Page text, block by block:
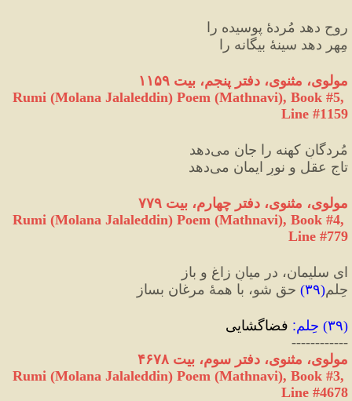
روح دهد مُردهٔ پوسیده را
مِهر دهد سینهٔ بیگانه را
مولوی، مثنوی، دفتر پنجم، بیت ۱۱۵۹
Rumi (Molana Jalaleddin) Poem (Mathnavi), Book #5,
Line #1159
مُردگانِ کهنه را جان می‌دهد
تاجِ عقل و نورِ ایمان می‌دهد
مولوی، مثنوی، دفتر چهارم، بیت ۷۷۹
Rumi (Molana Jalaleddin) Poem (Mathnavi), Book #4,
Line #779
ای سلیمان، در میانِ زاغ و باز
حِلمِ(۳۹) حق شو، با همهٔ مرغان بساز
(۳۹) حِلم: فضاگشایی
------------
مولوی، مثنوی، دفتر سوم، بیت ۴۶۷۸
Rumi (Molana Jalaleddin) Poem (Mathnavi), Book #3,
Line #4678